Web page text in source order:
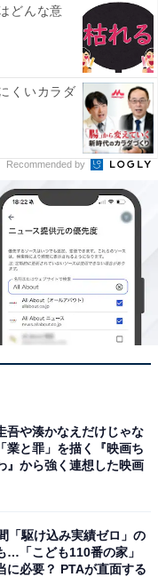
どんな意
くいカラダ
Recommended by
吾や湊かなえだけじゃな
業と罪」を描く『映画ち
』から強く連想した映画
「駆け込み実績ゼロ」の
…「こども110番の家」
に必要？ PTAが直面する